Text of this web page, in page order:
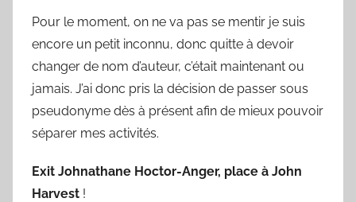
Pour le moment, on ne va pas se mentir je suis
encore un petit inconnu, donc quitte à devoir
changer de nom d’auteur, c’était maintenant ou
jamais. J’ai donc pris la décision de passer sous
pseudonyme dès à présent afin de mieux pouvoir
séparer mes activités.
Exit Johnathane Hoctor-Anger, place à John
Harvest !